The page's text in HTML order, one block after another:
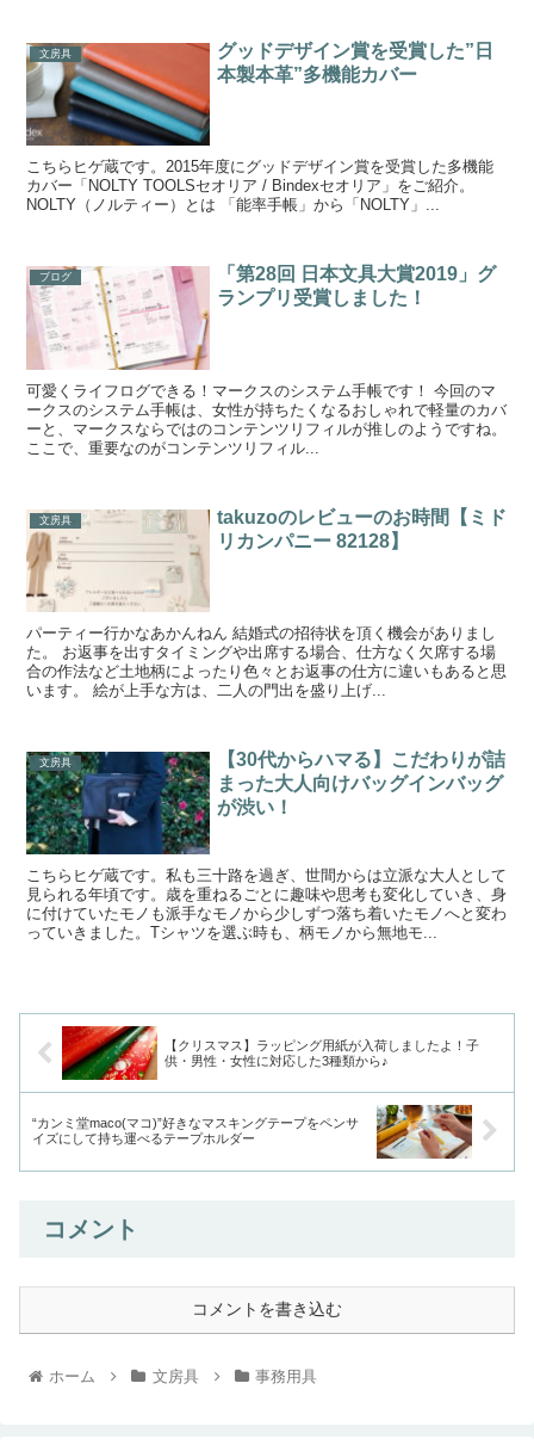
文房具
グッドデザイン賞を受賞した”日
本製本革”多機能カバー
こちらヒゲ蔵です。2015年度にグッドデザイン賞を受賞した多機能
カバー「NOLTY TOOLSセオリア / Bindexセオリア」をご紹介。
NOLTY（ノルティー）とは 「能率手帳」から「NOLTY」...
ブログ
「第28回 日本文具大賞2019」グ
ランプリ受賞しました！
可愛くライフログできる！マークスのシステム手帳です！ 今回のマ
ークスのシステム手帳は、女性が持ちたくなるおしゃれで軽量のカバ
ーと、マークスならではのコンテンツリフィルが推しのようですね。
ここで、重要なのがコンテンツリフィル...
文房具
takuzoのレビューのお時間【ミド
リカンパニー 82128】
パーティー行かなあかんねん 結婚式の招待状を頂く機会がありまし
た。 お返事を出すタイミングや出席する場合、仕方なく欠席する場
合の作法など土地柄によったり色々とお返事の仕方に違いもあると思
います。 絵が上手な方は、二人の門出を盛り上げ...
文房具
【30代からハマる】こだわりが詰
まった大人向けバッグインバッグ
が渋い！
こちらヒゲ蔵です。私も三十路を過ぎ、世間からは立派な大人として
見られる年頃です。歳を重ねるごとに趣味や思考も変化していき、身
に付けていたモノも派手なモノから少しずつ落ち着いたモノへと変わ
っていきました。Tシャツを選ぶ時も、柄モノから無地モ...
【クリスマス】ラッピング用紙が入荷しましたよ！子
供・男性・女性に対応した3種類から♪
“カンミ堂maco(マコ)”好きなマスキングテープをペンサ
イズにして持ち運べるテープホルダー
コメント
コメントを書き込む
ホーム 文房具 事務用具